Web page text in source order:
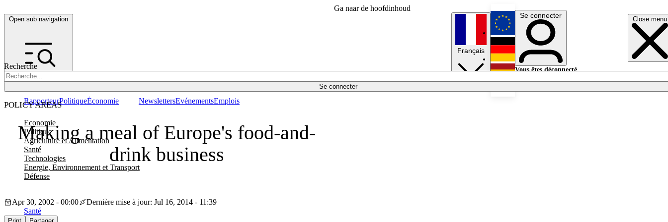
Ga naar de hoofdinhoud
Open sub navigation Close menu
Recherche
Se connecter
POLICY AREAS
Economie
Politique
Agriculture et Alimentation
Santé
Technologies
Energie, Environnement et Transport
Défense
RapporteurPolitiqueÉconomie NewslettersEvénementsEmplois
Français
English
Deutsch
Se connecter
Vous êtes déconnecté.
Making a meal of Europe's food-and-
drink business
Apr 30, 2002 - 00:00
Dernière mise à jour: Jul 16, 2014 - 11:39
Santé